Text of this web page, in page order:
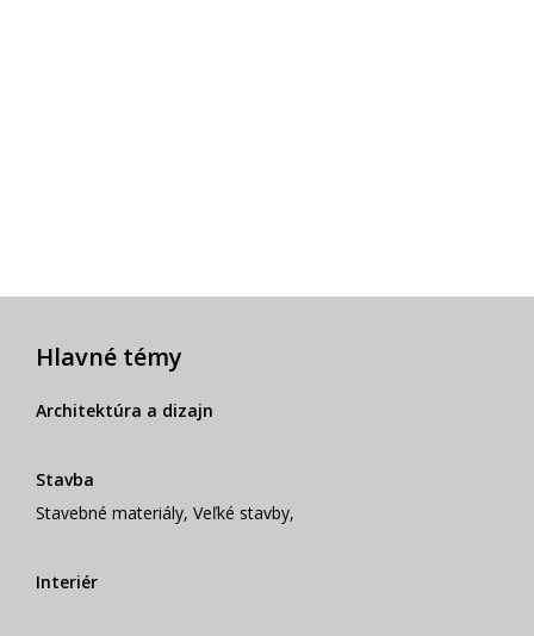
Hlavné témy
Architektúra a dizajn
Stavba
Stavebné materiály, Veľké stavby,
Interiér